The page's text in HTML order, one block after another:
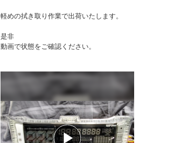
軽めの拭き取り作業で出荷いたします。
是非
動画で状態をご確認ください。